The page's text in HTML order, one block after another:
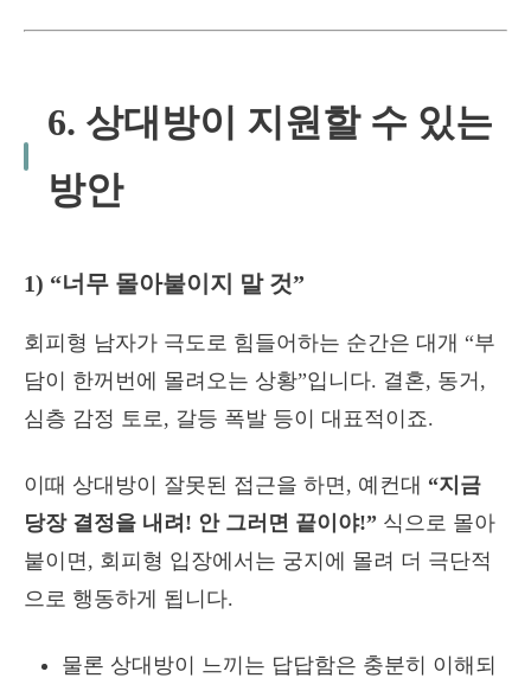
6. 상대방이 지원할 수 있는
방안
1) “너무 몰아붙이지 말 것”
회피형 남자가 극도로 힘들어하는 순간은 대개 “부
담이 한꺼번에 몰려오는 상황”입니다. 결혼, 동거,
심층 감정 토로, 갈등 폭발 등이 대표적이죠.
이때 상대방이 잘못된 접근을 하면, 예컨대 “지금
당장 결정을 내려! 안 그러면 끝이야!” 식으로 몰아
붙이면, 회피형 입장에서는 궁지에 몰려 더 극단적
으로 행동하게 됩니다.
물론 상대방이 느끼는 답답함은 충분히 이해되